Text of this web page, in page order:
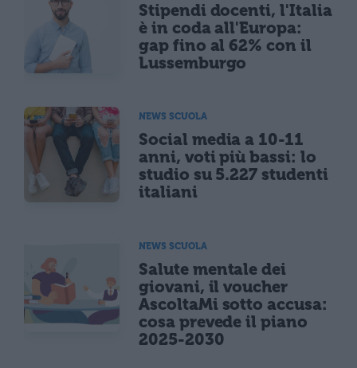
Stipendi docenti, l'Italia
è in coda all'Europa:
gap fino al 62% con il
Lussemburgo
NEWS SCUOLA
Social media a 10-11
anni, voti più bassi: lo
studio su 5.227 studenti
italiani
NEWS SCUOLA
Salute mentale dei
giovani, il voucher
AscoltaMi sotto accusa:
cosa prevede il piano
2025-2030